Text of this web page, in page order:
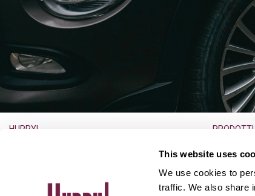
This website uses
We use cookies to
traffic. We also share
HURRY!
Ufficio Stampa
PRODOTTI
Noleggio a
Noleggio
Auto usate